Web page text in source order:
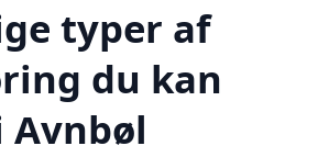
typer af
du kan